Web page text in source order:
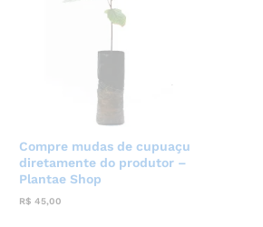
Compre mudas de cupuaçu
diretamente do produtor –
Plantae Shop
R$ 45,00